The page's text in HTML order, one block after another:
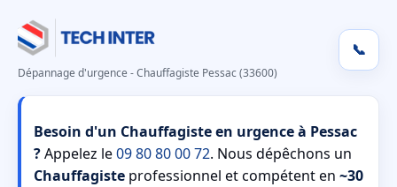
Dépannage d'urgence - Chauffagiste Pessac (33600)
📞
Besoin d'un Chauffagiste en urgence à Pessac
?Appelez le09 80 80 00 72. Nous dépêchons un
Chauffagiste professionnel et compétent en ~30